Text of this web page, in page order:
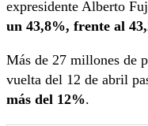
expresidente Alberto
un 43,8%, frente al
Más de 27 millones de
vuelta del 12 de abril
más del 12%.